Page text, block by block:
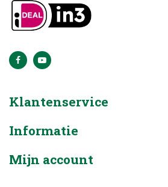
Klantenservice
Informatie
Mijn account